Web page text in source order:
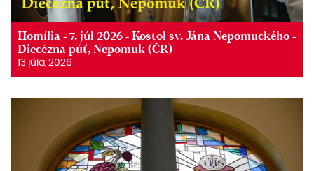
Homília - 7. júl 2026 - Kostol sv. Jána Nepomuckého -
Diecézna púť, Nepomuk (ČR)
13 júla, 2026